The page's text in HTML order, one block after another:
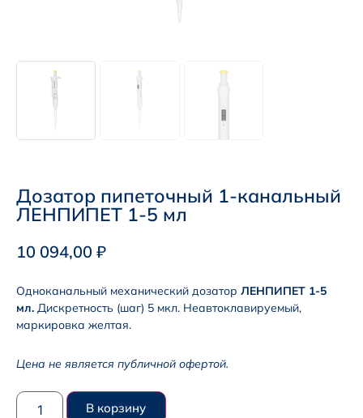
Дозатор пипеточный 1-канальный
ЛЕНПИПЕТ 1-5 мл
10 094,00 ₽
Одноканальный механический дозатор ЛЕНПИПЕТ 1-5
мл. Дискретность (шаг) 5 мкл. Неавтоклавируемый,
маркировка желтая.
Цена не является публичной офертой.
В корзину